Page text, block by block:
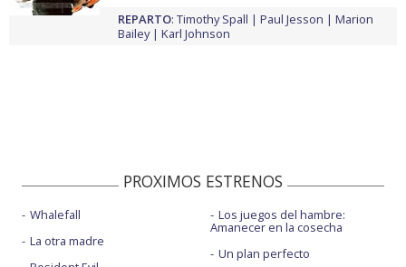
REPARTO: Timothy Spall Paul Jesson
Marion
Bailey
Karl Johnson
PROXIMOS ESTRENOS
Whalefall
La otra madre
Los juegos del hambre:
Amanecer en la cosecha
Un plan perfecto